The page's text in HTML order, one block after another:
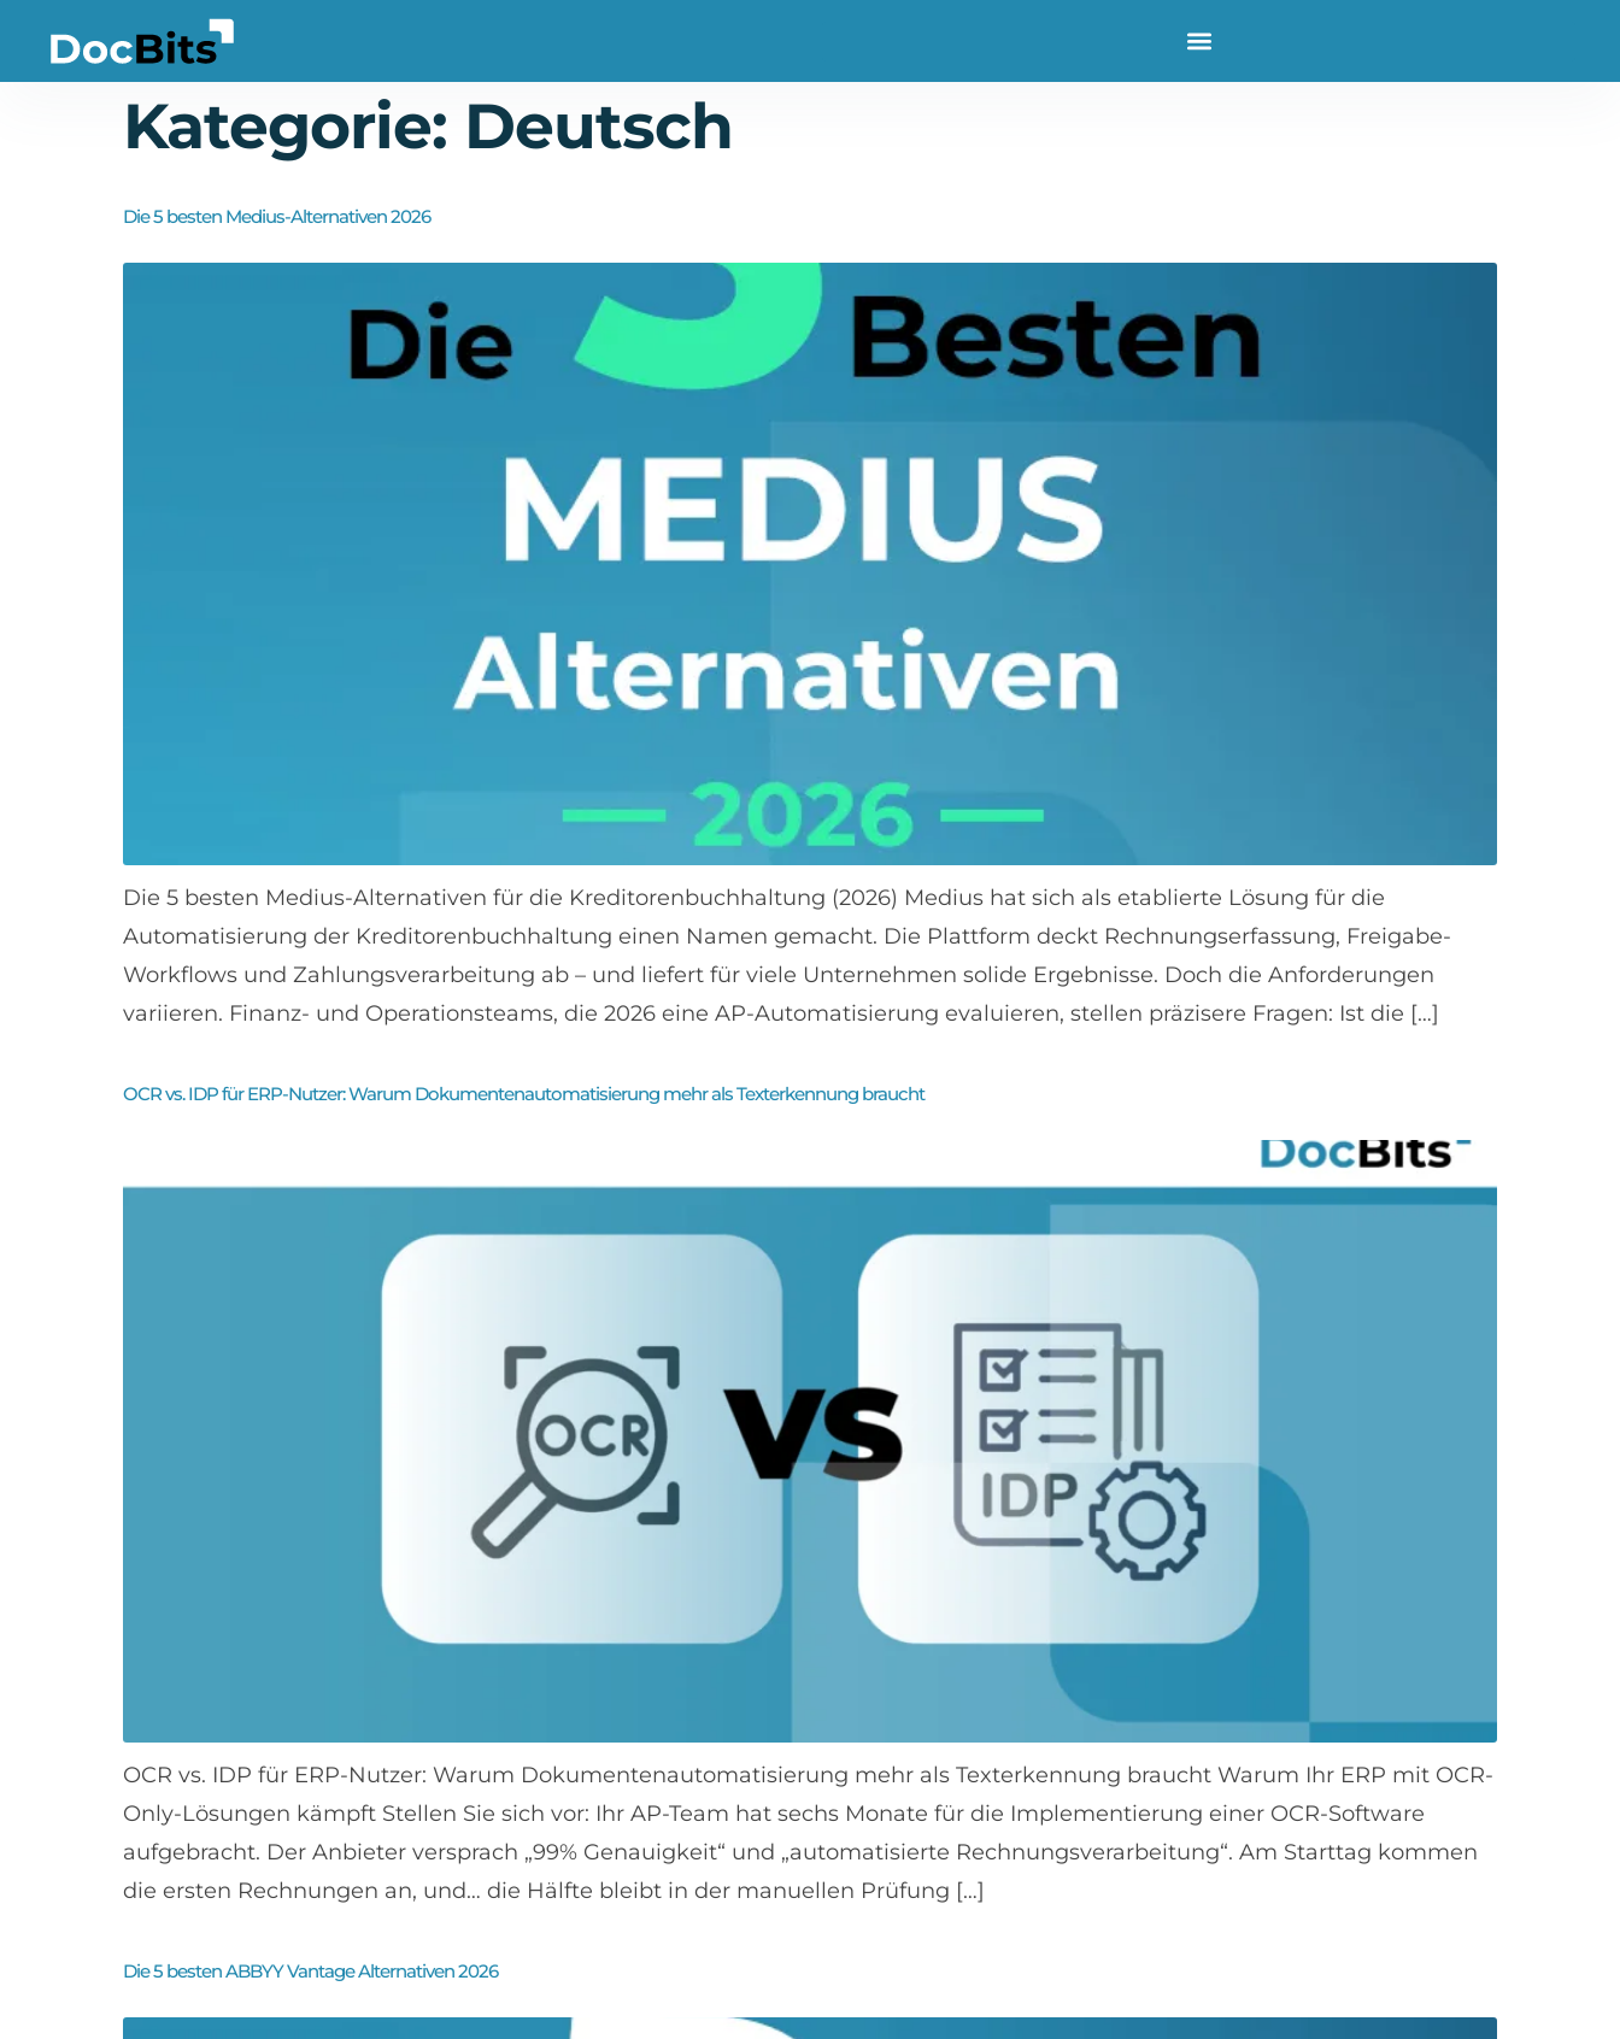
Kategorie: Deutsch
Die 5 besten Medius-Alternativen 2026
Die 5 besten Medius-Alternativen für die Kreditorenbuchhaltung (2026) Medius hat sich als etablierte Lösung für die
Automatisierung der Kreditorenbuchhaltung einen Namen gemacht. Die Plattform deckt Rechnungserfassung, Freigabe-
Workflows und Zahlungsverarbeitung ab – und liefert für viele Unternehmen solide Ergebnisse. Doch die Anforderungen
variieren. Finanz- und Operationsteams, die 2026 eine AP-Automatisierung evaluieren, stellen präzisere Fragen: Ist die […]
OCR vs. IDP für ERP-Nutzer: Warum Dokumentenautomatisierung mehr als Texterkennung braucht
OCR vs. IDP für ERP-Nutzer: Warum Dokumentenautomatisierung mehr als Texterkennung braucht Warum Ihr ERP mit OCR-
Only-Lösungen kämpft Stellen Sie sich vor: Ihr AP-Team hat sechs Monate für die Implementierung einer OCR-Software
aufgebracht. Der Anbieter versprach „99% Genauigkeit“ und „automatisierte Rechnungsverarbeitung“. Am Starttag kommen
die ersten Rechnungen an, und… die Hälfte bleibt in der manuellen Prüfung […]
Die 5 besten ABBYY Vantage Alternativen 2026